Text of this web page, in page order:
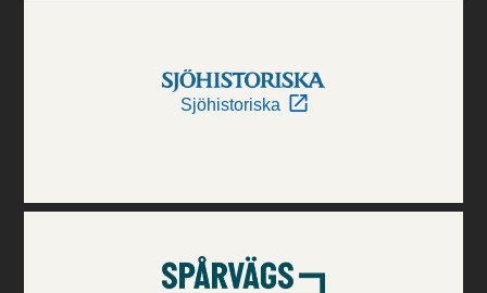
Sjöhistoriska